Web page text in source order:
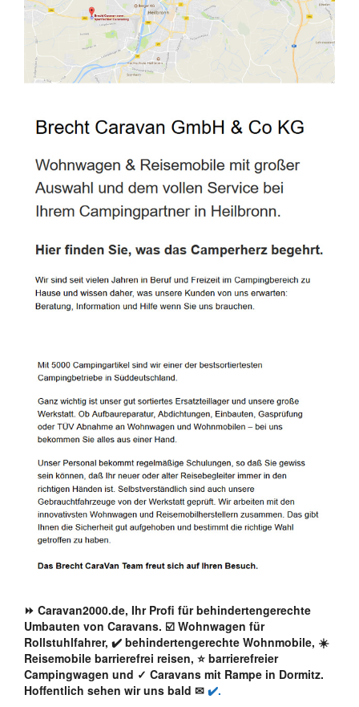
⏩ Caravan2000.de, Ihr Profi für behindertengerechte
Umbauten von Caravans. ☑️ Wohnwagen für
Rollstuhlfahrer, ✔️ behindertengerechte Wohnmobile, ☀️
Reisemobile barrierefrei reisen, ⭐ barrierefreier
Campingwagen und ✓ Caravans mit Rampe in Dormitz.
Hoffentlich sehen wir uns bald ✉ ✔️.